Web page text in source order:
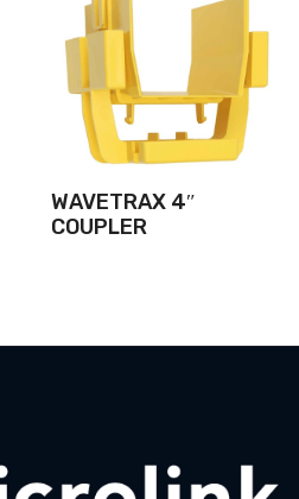
WAVETRAX 4″
COUPLER